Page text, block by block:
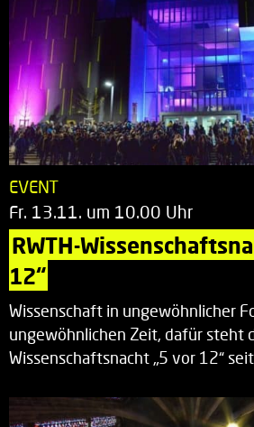
EVENT
Fr. 13.11. um 10.00 Uhr
RWTH-
12“
Wissenschaft in ungewöhnlicher
ungewöhnlichen Zeit, dafür steht
Wissenschaftsnacht „5 vor 12“